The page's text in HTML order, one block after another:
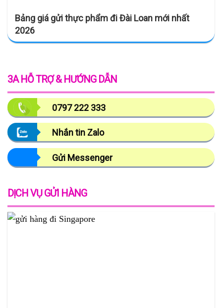
Bảng giá gửi thực phẩm đi Đài Loan mới nhất
2026
3A HỖ TRỢ & HƯỚNG DẪN
0797 222 333
Nhắn tin Zalo
Gửi Messenger
DỊCH VỤ GỬI HÀNG